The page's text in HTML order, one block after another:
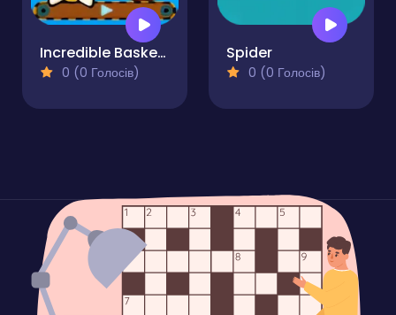
Incredible Basketball
0 (0 Голосів)
Spider
0 (0 Голосів)